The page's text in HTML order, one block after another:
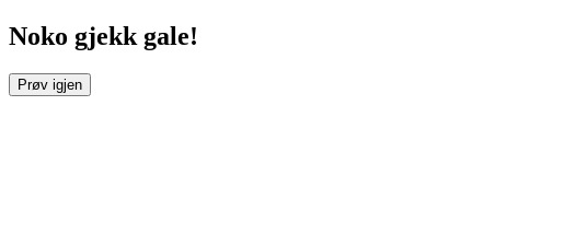
Noko gjekk gale!
Prøv igjen